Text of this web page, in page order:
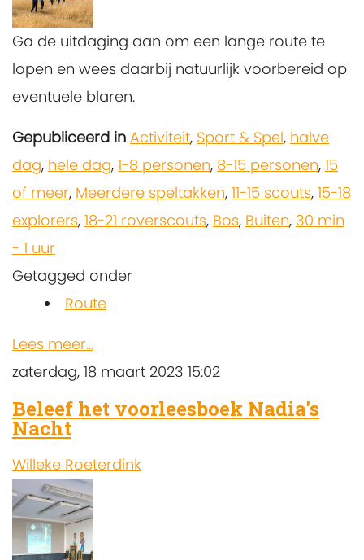
Ga de uitdaging aan om een lange route te
lopen en wees daarbij natuurlijk voorbereid op
eventuele blaren.
Gepubliceerd in Activiteit, Sport & Spel, halve
dag, hele dag, 1-8 personen, 8-15 personen, 15
of meer, Meerdere speltakken, 11-15 scouts, 15-18
explorers, 18-21 roverscouts, Bos, Buiten, 30 min
- 1 uur
Getagged onder
Route
Lees meer...
zaterdag, 18 maart 2023 15:02
Beleef het voorleesboek Nadia's
Nacht
Willeke Roeterdink